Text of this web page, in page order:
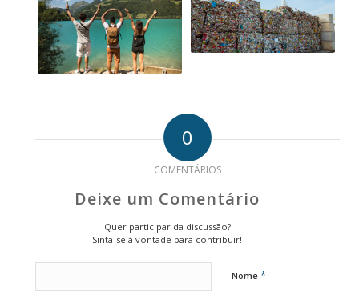
0
COMENTÁRIOS
Deixe um Comentário
Quer participar da discussão?
Sinta-se à vontade para contribuir!
Nome *